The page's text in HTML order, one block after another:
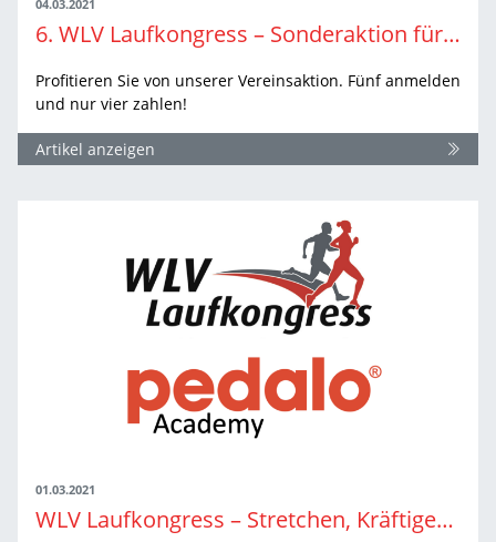
04.03.2021
6. WLV Laufkongress – Sonderaktion für Vereine
Profitieren Sie von unserer Vereinsaktion. Fünf anmelden
und nur vier zahlen!
Artikel anzeigen
01.03.2021
WLV Laufkongress – Stretchen, Kräftigen und Stabilisieren. Einfach. Klar. Umsetzbar.